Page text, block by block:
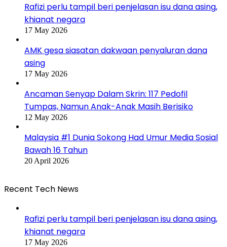
Rafizi perlu tampil beri penjelasan isu dana asing,
khianat negara
17 May 2026
AMK gesa siasatan dakwaan penyaluran dana
asing
17 May 2026
Ancaman Senyap Dalam Skrin: 117 Pedofil
Tumpas, Namun Anak-Anak Masih Berisiko
12 May 2026
Malaysia #1 Dunia Sokong Had Umur Media Sosial
Bawah 16 Tahun
20 April 2026
Recent Tech News
Rafizi perlu tampil beri penjelasan isu dana asing,
khianat negara
17 May 2026